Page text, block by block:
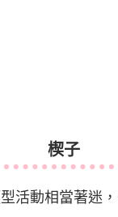
楔子
活動相當著迷